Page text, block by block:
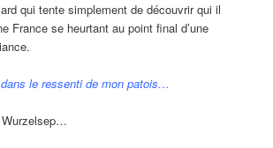
qui tente simplement de découvrir qui il
France se heurtant au point final d’une
le ressenti de mon patois…